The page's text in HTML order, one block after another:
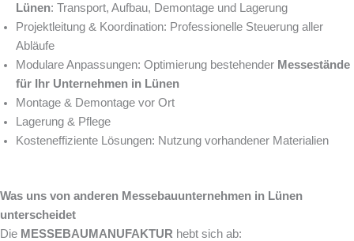
Lünen: Transport, Aufbau, Demontage und Lagerung
Projektleitung & Koordination: Professionelle Steuerung aller
Abläufe
Modulare Anpassungen: Optimierung bestehender Messestände
für Ihr Unternehmen in Lünen
Montage & Demontage vor Ort
Lagerung & Pflege
Kosteneffiziente Lösungen: Nutzung vorhandener Materialien
Was uns von anderen Messebauunternehmen in Lünen
unterscheidet
Die MESSEBAUMANUFAKTUR hebt sich ab: